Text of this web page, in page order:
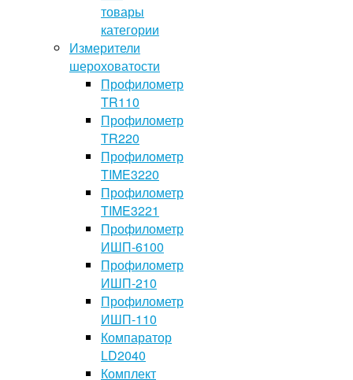
товары
категории
Измерители
шероховатости
Профилометр
TR110
Профилометр
TR220
Профилометр
TIME3220
Профилометр
TIME3221
Профилометр
ИШП-6100
Профилометр
ИШП-210
Профилометр
ИШП-110
Компаратор
LD2040
Комплект